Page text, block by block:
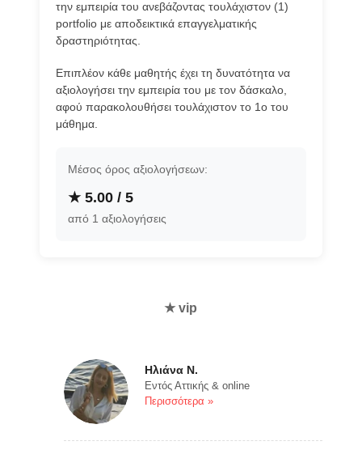
την εμπειρία του ανεβάζοντας τουλάχιστον (1)
portfolio με αποδεικτικά επαγγελματικής
δραστηριότητας.
Επιπλέον κάθε μαθητής έχει τη δυνατότητα να
αξιολογήσει την εμπειρία του με τον δάσκαλο,
αφού παρακολουθήσει τουλάχιστον το 1ο του
μάθημα.
Μέσος όρος αξιολογήσεων:
★ 5.00 / 5
από 1 αξιολογήσεις
★ vip
Ηλιάνα Ν.
Εντός Αττικής & online
Περισσότερα »